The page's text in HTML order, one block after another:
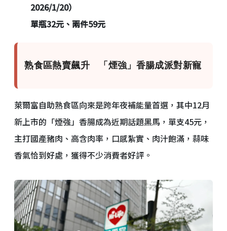
2026/1/20）
單瓶32元、兩件59元
熟食區熱賣飆升 「煙強」香腸成派對新寵
萊爾富自助熟食區向來是跨年夜補能量首選，其中12月
新上市的「煙強」香腸成為近期話題黑馬，單支45元，
主打國產豬肉、高含肉率，口感紮實、肉汁飽滿，蒜味
香氣恰到好處，獲得不少消費者好評。